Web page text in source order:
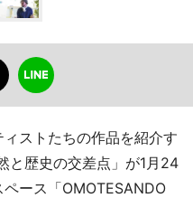
ストたちの作品を紹介す
歴史の交差点」が1月24
ース「OMOTESANDO